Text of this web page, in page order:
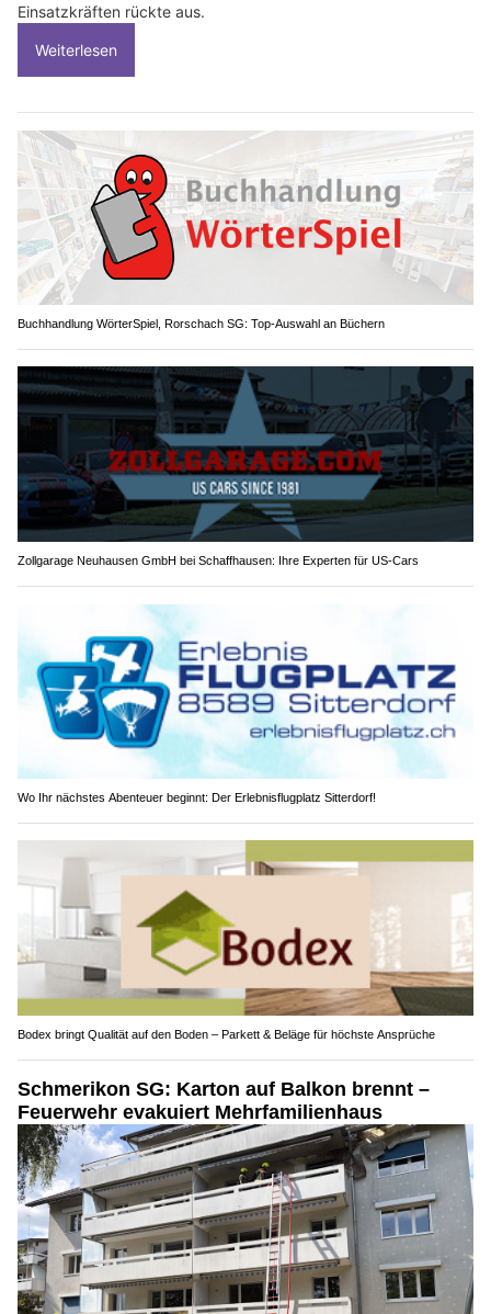
Einsatzkräften rückte aus.
Weiterlesen
Buchhandlung WörterSpiel, Rorschach SG: Top-Auswahl an Büchern
Zollgarage Neuhausen GmbH bei Schaffhausen: Ihre Experten für US-Cars
Wo Ihr nächstes Abenteuer beginnt: Der Erlebnisflugplatz Sitterdorf!
Bodex bringt Qualität auf den Boden – Parkett & Beläge für höchste Ansprüche
Schmerikon SG: Karton auf Balkon brennt –
Feuerwehr evakuiert Mehrfamilienhaus